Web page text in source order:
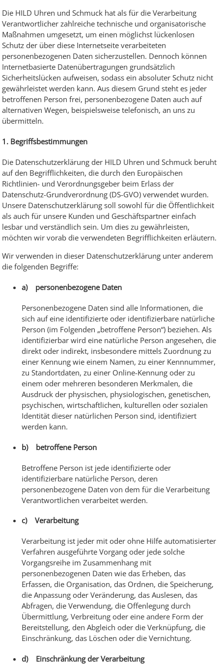
Die HILD Uhren und Schmuck hat als für die Verarbeitung
Verantwortlicher zahlreiche technische und organisatorische
Maßnahmen umgesetzt, um einen möglichst lückenlosen
Schutz der über diese Internetseite verarbeiteten
personenbezogenen Daten sicherzustellen. Dennoch können
Internetbasierte Datenübertragungen grundsätzlich
Sicherheitslücken aufweisen, sodass ein absoluter Schutz nicht
gewährleistet werden kann. Aus diesem Grund steht es jeder
betroffenen Person frei, personenbezogene Daten auch auf
alternativen Wegen, beispielsweise telefonisch, an uns zu
übermitteln.
1. Begriffsbestimmungen
Die Datenschutzerklärung der HILD Uhren und Schmuck beruht
auf den Begrifflichkeiten, die durch den Europäischen
Richtlinien- und Verordnungsgeber beim Erlass der
Datenschutz-Grundverordnung (DS-GVO) verwendet wurden.
Unsere Datenschutzerklärung soll sowohl für die Öffentlichkeit
als auch für unsere Kunden und Geschäftspartner einfach
lesbar und verständlich sein. Um dies zu gewährleisten,
möchten wir vorab die verwendeten Begrifflichkeiten erläutern.
Wir verwenden in dieser Datenschutzerklärung unter anderem
die folgenden Begriffe:
a) personenbezogene Daten
Personenbezogene Daten sind alle Informationen, die
sich auf eine identifizierte oder identifizierbare natürliche
Person (im Folgenden „betroffene Person“) beziehen. Als
identifizierbar wird eine natürliche Person angesehen, die
direkt oder indirekt, insbesondere mittels Zuordnung zu
einer Kennung wie einem Namen, zu einer Kennnummer,
zu Standortdaten, zu einer Online-Kennung oder zu
einem oder mehreren besonderen Merkmalen, die
Ausdruck der physischen, physiologischen, genetischen,
psychischen, wirtschaftlichen, kulturellen oder sozialen
Identität dieser natürlichen Person sind, identifiziert
werden kann.
b) betroffene Person
Betroffene Person ist jede identifizierte oder
identifizierbare natürliche Person, deren
personenbezogene Daten von dem für die Verarbeitung
Verantwortlichen verarbeitet werden.
c) Verarbeitung
Verarbeitung ist jeder mit oder ohne Hilfe automatisierter
Verfahren ausgeführte Vorgang oder jede solche
Vorgangsreihe im Zusammenhang mit
personenbezogenen Daten wie das Erheben, das
Erfassen, die Organisation, das Ordnen, die Speicherung,
die Anpassung oder Veränderung, das Auslesen, das
Abfragen, die Verwendung, die Offenlegung durch
Übermittlung, Verbreitung oder eine andere Form der
Bereitstellung, den Abgleich oder die Verknüpfung, die
Einschränkung, das Löschen oder die Vernichtung.
d) Einschränkung der Verarbeitung